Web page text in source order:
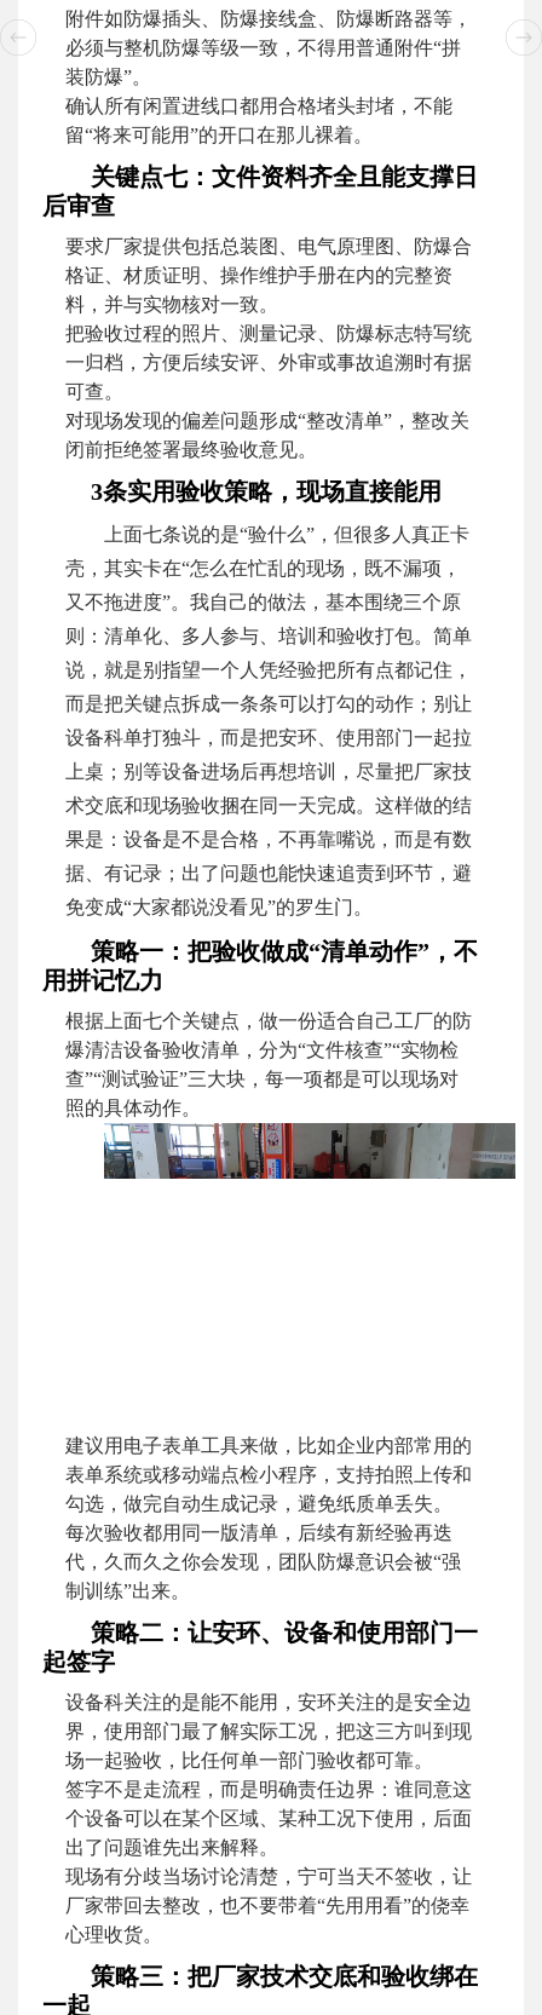
附件如防爆插头、防爆接线盒、防爆断路器等，
必须与整机防爆等级一致，不得用普通附件“拼
装防爆”。
确认所有闲置进线口都用合格堵头封堵，不能
留“将来可能用”的开口在那儿裸着。
关键点七：文件资料齐全且能支撑日
后审查
要求厂家提供包括总装图、电气原理图、防爆合
格证、材质证明、操作维护手册在内的完整资
料，并与实物核对一致。
把验收过程的照片、测量记录、防爆标志特写统
一归档，方便后续安评、外审或事故追溯时有据
可查。
对现场发现的偏差问题形成“整改清单”，整改关
闭前拒绝签署最终验收意见。
3条实用验收策略，现场直接能用
上面七条说的是“验什么”，但很多人真正卡
壳，其实卡在“怎么在忙乱的现场，既不漏项，
又不拖进度”。我自己的做法，基本围绕三个原
则：清单化、多人参与、培训和验收打包。简单
说，就是别指望一个人凭经验把所有点都记住，
而是把关键点拆成一条条可以打勾的动作；别让
设备科单打独斗，而是把安环、使用部门一起拉
上桌；别等设备进场后再想培训，尽量把厂家技
术交底和现场验收捆在同一天完成。这样做的结
果是：设备是不是合格，不再靠嘴说，而是有数
据、有记录；出了问题也能快速追责到环节，避
免变成“大家都说没看见”的罗生门。
策略一：把验收做成“清单动作”，不
用拼记忆力
根据上面七个关键点，做一份适合自己工厂的防
爆清洁设备验收清单，分为“文件核查”“实物检
查”“测试验证”三大块，每一项都是可以现场对
照的具体动作。
建议用电子表单工具来做，比如企业内部常用的
表单系统或移动端点检小程序，支持拍照上传和
勾选，做完自动生成记录，避免纸质单丢失。
每次验收都用同一版清单，后续有新经验再迭
代，久而久之你会发现，团队防爆意识会被“强
制训练”出来。
策略二：让安环、设备和使用部门一
起签字
设备科关注的是能不能用，安环关注的是安全边
界，使用部门最了解实际工况，把这三方叫到现
场一起验收，比任何单一部门验收都可靠。
签字不是走流程，而是明确责任边界：谁同意这
个设备可以在某个区域、某种工况下使用，后面
出了问题谁先出来解释。
现场有分歧当场讨论清楚，宁可当天不签收，让
厂家带回去整改，也不要带着“先用用看”的侥幸
心理收货。
策略三：把厂家技术交底和验收绑在
一起